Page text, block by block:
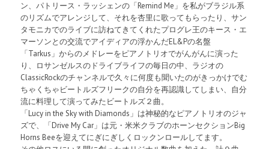
ン、パトリース・ラッシェンの「Remind Me」を私がブラジル系
のリズムでアレンジして、それを杏里に歌ってもらったり、サン
タモニカでのライブに訪ねてきてくれたプログレ王のキース・エ
マーソンとの交流でアイディアの浮かんだEL&Pの名盤
「Tarkus」からのメドレーをピアノトリオでがんがんに演った
り、ロサンゼルスのドライブライフの毎日の中、ラジオの
ClassicRockのチャンネルで久々に何度も聞いたのがきっかけでむ
ちゃくちゃビートルズフリークの自分を再認識してしまい、自分
流に料理して演ってみたビートルズ２曲。
「Lucy in the Sky with Diamonds」は神秘的なピアノトリオのジャ
ズで、「Drive My Car」は元・米米クラブのホーンセクションBig
Horns Beeを迎えてにぎにぎしくロックンロールしてます。